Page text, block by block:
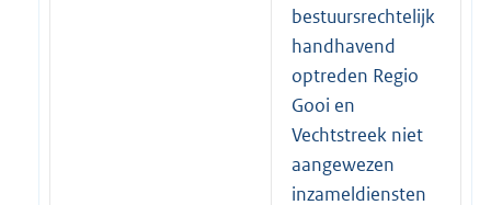
bestuursrechtelijk
handhavend
optreden Regio
Gooi en
Vechtstreek niet
aangewezen
inzameldiensten